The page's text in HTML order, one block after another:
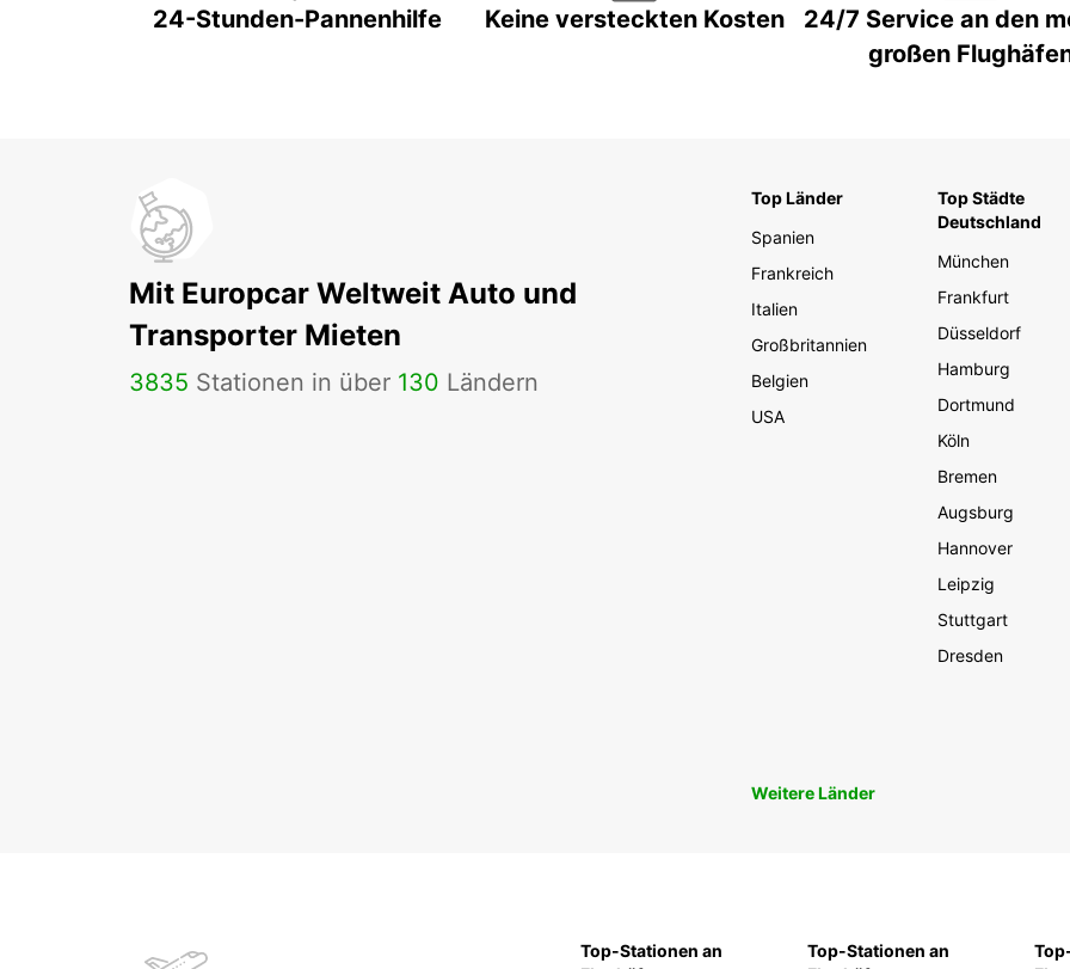
24-Stunden-Pannenhilfe Keine versteckten Kosten
24/7 Service an den
großen
Mit Europcar Weltweit Auto und
Transporter Mieten
3835 Stationen in über 130 Ländern
Top Länder
Spanien
Frankreich
Italien
Großbritannien
Belgien
USA
Top Städte
Deutschland
München
Frankfurt
Düsseldorf
Hamburg
Dortmund
Köln
Bremen
Augsburg
Hannover
Leipzig
Stuttgart
Dresden
Weitere Länder
Top-Stationen an
Top-Stationen an